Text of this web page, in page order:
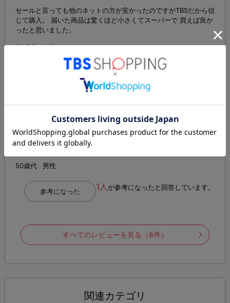
セールと言っても他のネットの方が安かったのですがTBSだから信
じて購入。 届いた商品は驚くほど小さくてスーパーで 買えば良か
ったと思いました。
50歳代 女性
2人 が参考になったと回答しています。
参考になった
いいね! 4.0
美味しく頂きました
大きさも味も文句なしです。まぁ、冷凍なので星５つまでではあ
りませんが。
50歳代 男性
1人 が参考になったと回答しています。
参考になった
すべてのレビューを見る（8件）
関連カテゴリ